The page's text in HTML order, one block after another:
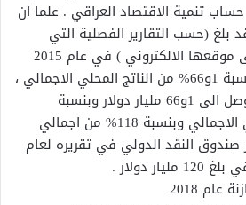
تنمية الاقتصاد العراقي . علما ان
بلغ (حسب التقارير الفصلية التي
تنشرها وزارة المالية على موقعها الالكتروني ) في عام 2015
نحو 6و99 مليار دولار وبنسبة 1و66% من الناتج المحلي الاجمالي ،
اما الدين الخارجي فقد وصل الى 1و66 مليار دولار وبنسبة
7و41% من الناتج المحلي الاجمالي وبنسبة 118% من اجمالي
النقد الدولي في تقريره لعام
2018